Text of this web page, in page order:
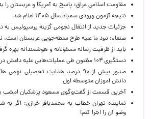
مقاومت اسلامی عراق: پاسخ به آمریکا و عربستان را
نتیجه آزمون ورودی سمپاد سال ۱۴۰۵ اعلام شد
جزئیات جدید از انتقال نجومی گزینه پرسپولیس به
صنعاء: نبرد ما علیه طرح سلطه‌جویی عربستان
باید از ظرفیت رسانه مسئولانه و هوشمندانه بهره
دستگیری ۱۰۴ مظنون طی عملیات‌هایی علیه داعش در ترکیه
دانش اموزان متوسطه اول
آخرین قسمت از گفت‌وگوی مسعود پزشکیان
نماینده تهران خطاب به محمدباقر خرازی: اگر
وضو آن را اجرا کنم!